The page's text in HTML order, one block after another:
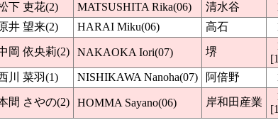
下 吏花(2) MATSUSHITA Rika(06) 清水谷
井 望来(2) HARAI Miku(06) 高石
岡 依央莉(2) NAKAOKA Iori(07) 堺
川 菜羽(1) NISHIKAWA Nanoha(07) 阿倍野
間 さやの(2) HOMMA Sayano(06) 岸和田産業